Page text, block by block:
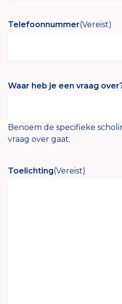
Telefoonnummer(Vereist)
Waar heb je een vraag
Benoem de specifieke
vraag over gaat.
Toelichting(Vereist)